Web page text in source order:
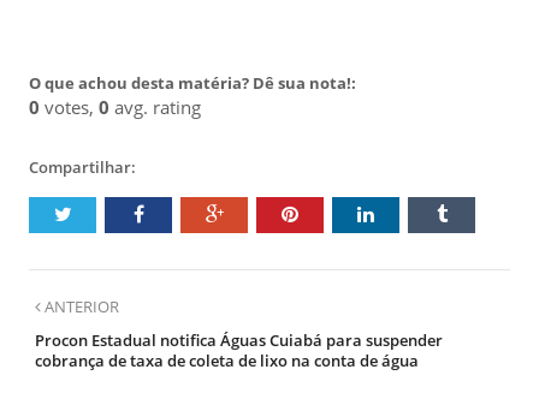
O que achou desta matéria? Dê sua nota!:
0 votes, 0 avg. rating
Compartilhar:
ANTERIOR
Procon Estadual notifica Águas Cuiabá para suspender
cobrança de taxa de coleta de lixo na conta de água